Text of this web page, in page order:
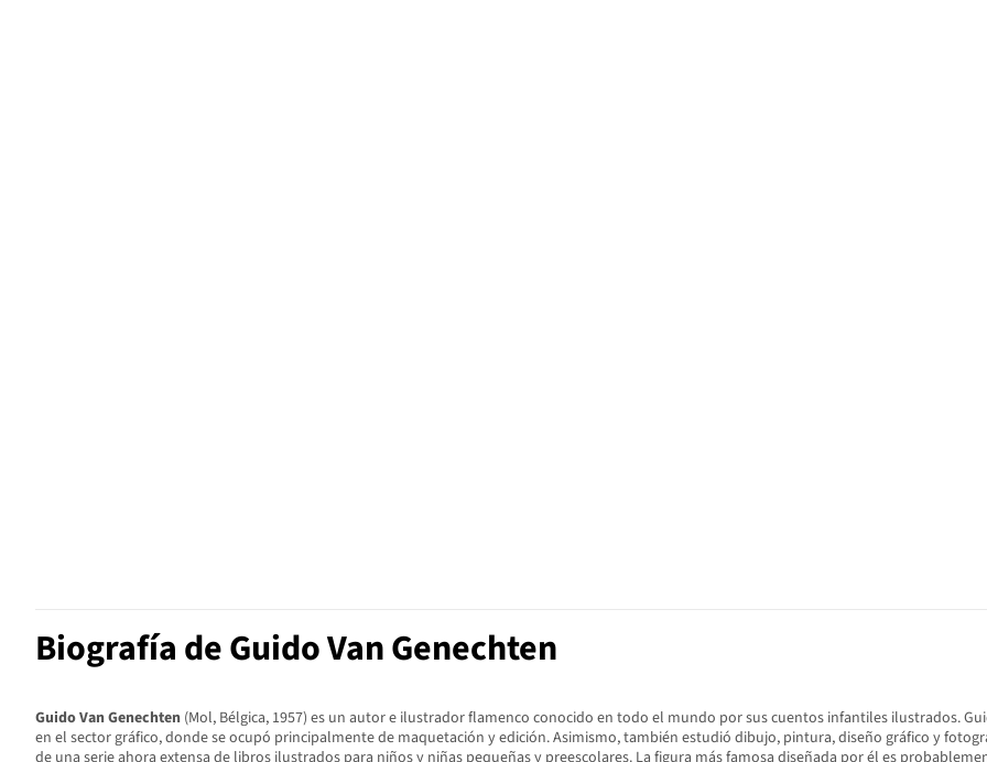
Biografía de Guido Van Genechten
Guido Van Genechten (Mol, Bélgica, 1957) es un autor e ilustrador flamenco conocido en todo el mundo por sus cuentos infantiles ilustrados.
en el sector gráfico, donde se ocupó principalmente de maquetación y edición. Asimismo, también estudió dibujo, pintura, diseño gráfico y
de una serie ahora extensa de libros ilustrados para niños y niñas pequeñas y preescolares. La figura más famosa diseñada por él es